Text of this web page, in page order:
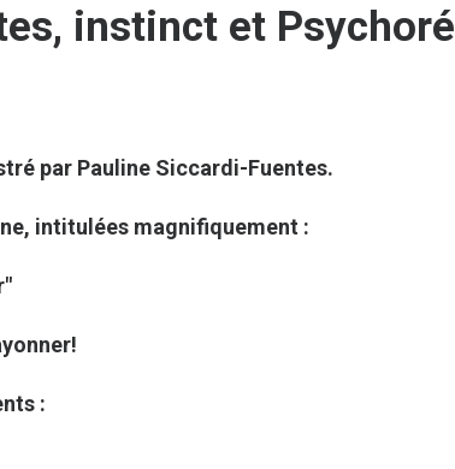
instinct et
par Pauline Siccardi-Fuentes.
intitulées magnifiquement :
: